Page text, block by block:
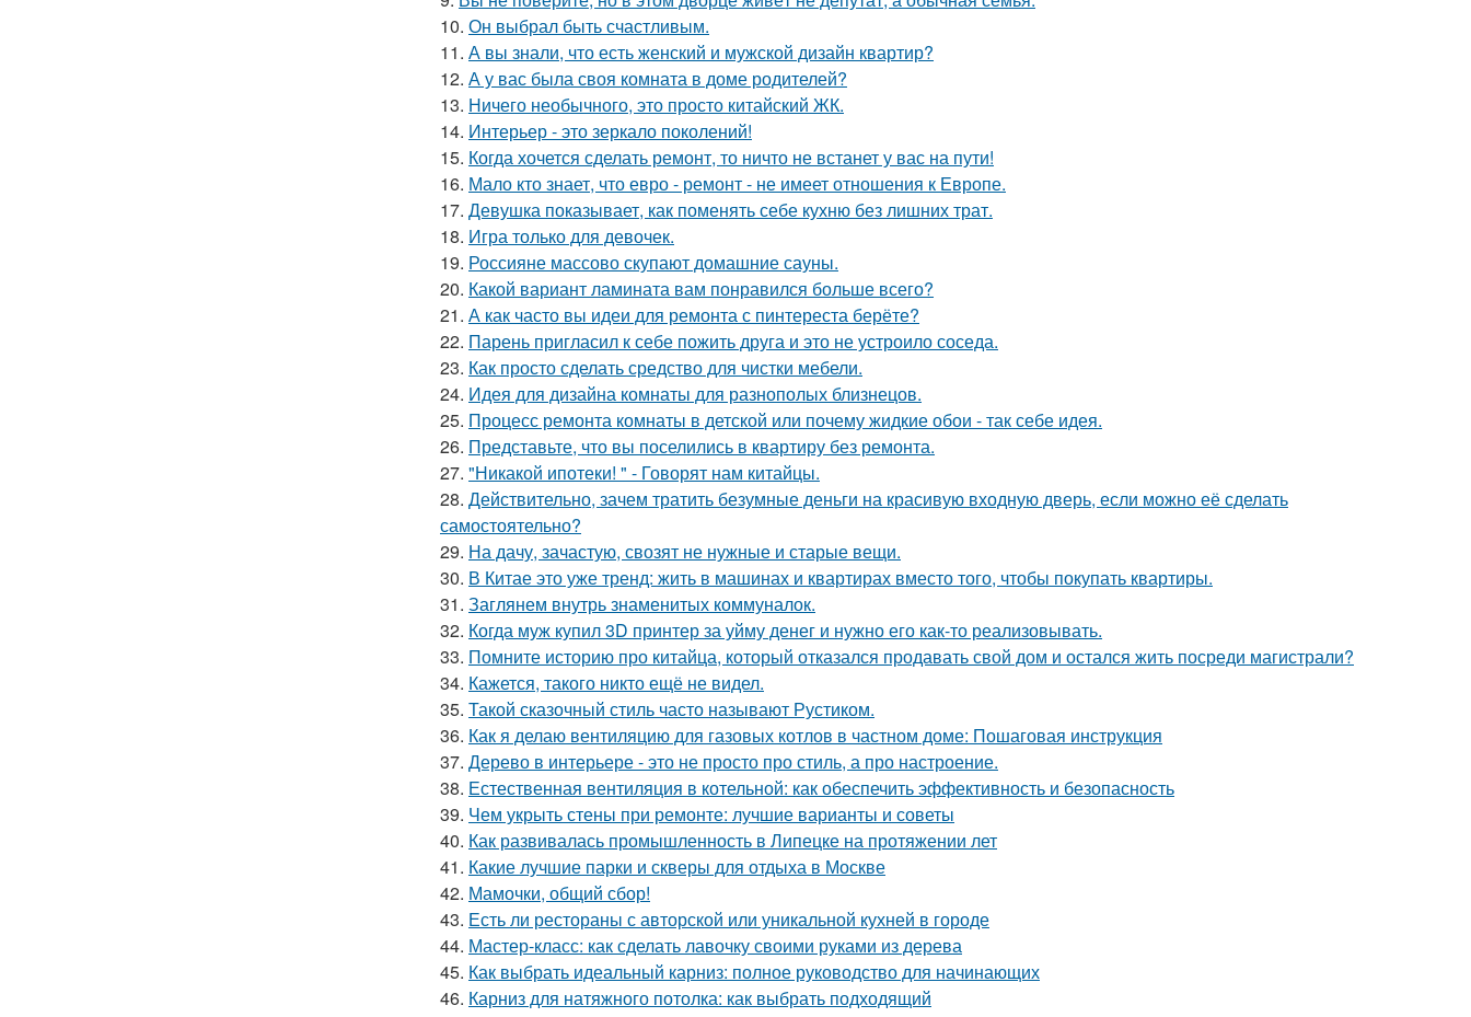
10. Он выбрал быть счастливым.
11. А вы знали, что есть женский и мужской дизайн квартир?
12. А у вас была своя комната в доме родителей?
13. Ничего необычного, это просто китайский ЖК.
14. Интерьер - это зеркало поколений!
15. Когда хочется сделать ремонт, то ничто не встанет у вас на пути!
16. Мало кто знает, что евро - ремонт - не имеет отношения к Европе.
17. Девушка показывает, как поменять себе кухню без лишних трат.
18. Игра только для девочек.
19. Россияне массово скупают домашние сауны.
20. Какой вариант ламината вам понравился больше всего?
21. А как часто вы идеи для ремонта с пинтереста берёте?
22. Парень пригласил к себе пожить друга и это не устроило соседа.
23. Как просто сделать средство для чистки мебели.
24. Идея для дизайна комнаты для разнополых близнецов.
25. Процесс ремонта комнаты в детской или почему жидкие обои - так себе идея.
26. Представьте, что вы поселились в квартиру без ремонта.
27. "Никакой ипотеки! " - Говорят нам китайцы.
28. Действительно, зачем тратить безумные деньги на красивую входную дверь, если можно её сделать
самостоятельно?
29. На дачу, зачастую, свозят не нужные и старые вещи.
30. В Китае это уже тренд: жить в машинах и квартирах вместо того, чтобы покупать квартиры.
31. Заглянем внутрь знаменитых коммуналок.
32. Когда муж купил 3D принтер за уйму денег и нужно его как-то реализовывать.
33. Помните историю про китайца, который отказался продавать свой дом и остался жить посреди магистрали?
34. Кажется, такого никто ещё не видел.
35. Такой сказочный стиль часто называют Рустиком.
36. Как я делаю вентиляцию для газовых котлов в частном доме: Пошаговая инструкция
37. Дерево в интерьере - это не просто про стиль, а про настроение.
38. Естественная вентиляция в котельной: как обеспечить эффективность и безопасность
39. Чем укрыть стены при ремонте: лучшие варианты и советы
40. Как развивалась промышленность в Липецке на протяжении лет
41. Какие лучшие парки и скверы для отдыха в Москве
42. Мамочки, общий сбор!
43. Есть ли рестораны с авторской или уникальной кухней в городе
44. Мастер-класс: как сделать лавочку своими руками из дерева
45. Как выбрать идеальный карниз: полное руководство для начинающих
46. Карниз для натяжного потолка: как выбрать подходящий